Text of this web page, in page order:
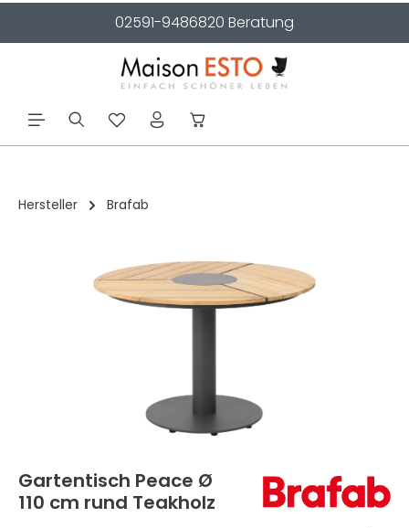
02591-9486820 Beratung
Hersteller Brafab
Gartentisch Peace Ø
110 cm rund Teakholz